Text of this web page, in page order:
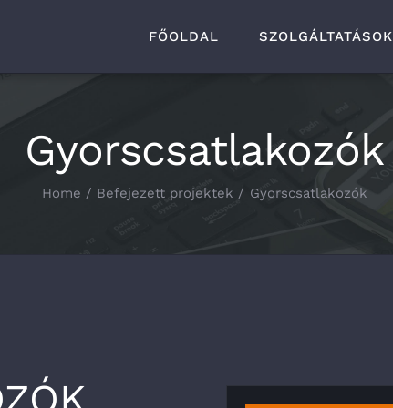
FŐOLDAL SZOLGÁLTATÁSOK
Gyorscsatlakozók
Home Befejezett projektek Gyorscsatlakozók